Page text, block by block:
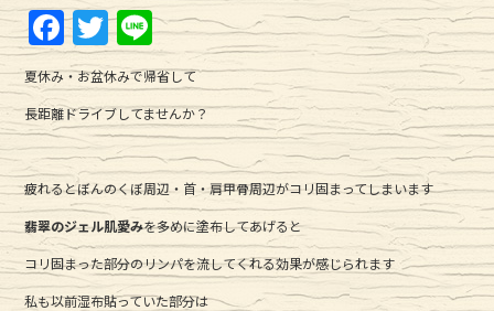
F
a
c
e
b
o
o
k
T
w
it
te
r
Li
n
e
夏休み・お盆休みで帰省して
長距離ドライブしてませんか？
疲れるとぼんのくぼ周辺・首・肩甲骨周辺がコリ固まってしまいます
翡翠のジェル肌愛みを多めに塗布してあげると
コリ固まった部分のリンパを流してくれる効果が感じられます
私も以前湿布貼っていた部分は